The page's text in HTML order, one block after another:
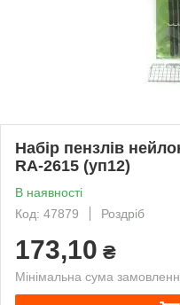
Набір пензлів
RA-2615 (уп12)
В наявності
Код: 47879
Роздріб
173,10 ₴
Мінімальна сума